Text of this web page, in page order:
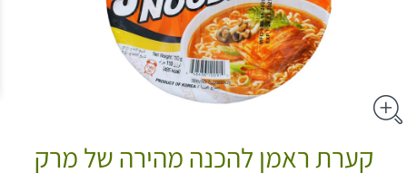
קערת ראמן להכנה מהירה של מרק